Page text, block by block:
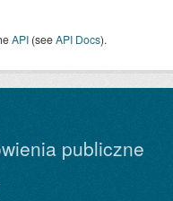
API (seeAPI Docs).
publiczne